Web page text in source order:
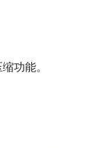
功能。